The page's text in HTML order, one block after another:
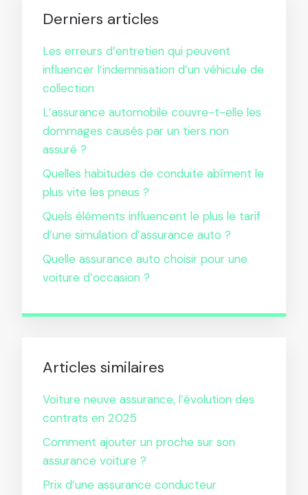
Derniers articles
Les erreurs d’entretien qui peuvent
influencer l’indemnisation d’un véhicule de
collection
L’assurance automobile couvre-t-elle les
dommages causés par un tiers non
assuré ?
Quelles habitudes de conduite abîment le
plus vite les pneus ?
Quels éléments influencent le plus le tarif
d’une simulation d’assurance auto ?
Quelle assurance auto choisir pour une
voiture d’occasion ?
Articles similaires
Voiture neuve assurance, l’évolution des
contrats en 2025
Comment ajouter un proche sur son
assurance voiture ?
Prix d’une assurance conducteur